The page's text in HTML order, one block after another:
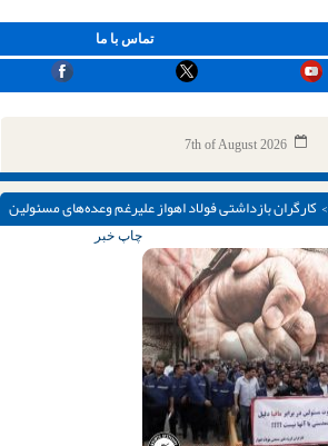
تماس با ما
7th of August 2026
> کارگران بازداشتی فولاد اهواز علیرغم وعده‌های مسئولین
چاپ خبر